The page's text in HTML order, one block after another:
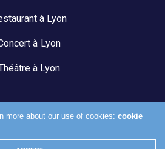
à Lyon
à Lyon
à Lyon
légales
more about our use of cookies:cookie